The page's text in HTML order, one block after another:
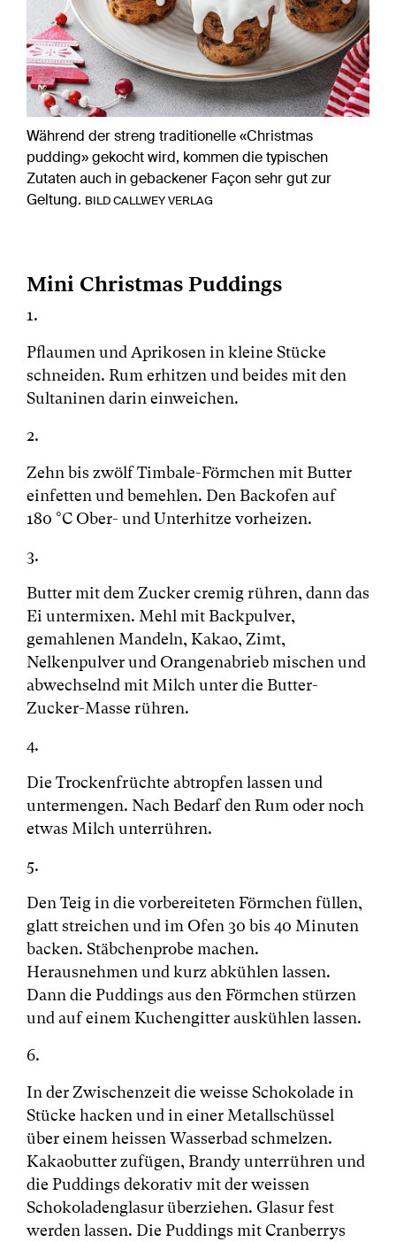
Während der streng traditionelle «Christmas
pudding» gekocht wird, kommen die typischen
Zutaten auch in gebackener Façon sehr gut zur
Geltung. BILD CALLWEY VERLAG
Mini Christmas Puddings
1.
Pflaumen und Aprikosen in kleine Stücke
schneiden. Rum erhitzen und beides mit den
Sultaninen darin einweichen.
2.
Zehn bis zwölf Timbale-Förmchen mit Butter
einfetten und bemehlen. Den Backofen auf
180 °C Ober- und Unterhitze vorheizen.
3.
Butter mit dem Zucker cremig rühren, dann das
Ei untermixen. Mehl mit Backpulver,
gemahlenen Mandeln, Kakao, Zimt,
Nelkenpulver und Orangenabrieb mischen und
abwechselnd mit Milch unter die Butter-
Zucker-Masse rühren.
4.
Die Trockenfrüchte abtropfen lassen und
untermengen. Nach Bedarf den Rum oder noch
etwas Milch unterrühren.
5.
Den Teig in die vorbereiteten Förmchen füllen,
glatt streichen und im Ofen 30 bis 40 Minuten
backen. Stäbchenprobe machen.
Herausnehmen und kurz abkühlen lassen.
Dann die Puddings aus den Förmchen stürzen
und auf einem Kuchengitter auskühlen lassen.
6.
In der Zwischenzeit die weisse Schokolade in
Stücke hacken und in einer Metallschüssel
über einem heissen Wasserbad schmelzen.
Kakaobutter zufügen, Brandy unterrühren und
die Puddings dekorativ mit der weissen
Schokoladenglasur überziehen. Glasur fest
werden lassen. Die Puddings mit Cranberrys